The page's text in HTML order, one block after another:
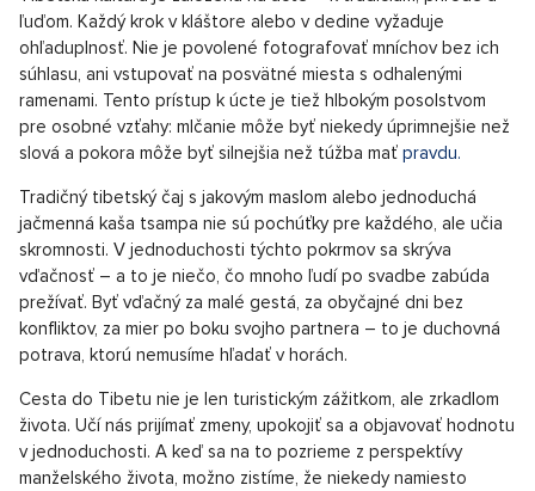
ľuďom. Každý krok v kláštore alebo v dedine vyžaduje
ohľaduplnosť. Nie je povolené fotografovať mníchov bez ich
súhlasu, ani vstupovať na posvätné miesta s odhalenými
ramenami. Tento prístup k úcte je tiež hlbokým posolstvom
pre osobné vzťahy: mlčanie môže byť niekedy úprimnejšie než
slová a pokora môže byť silnejšia než túžba mať pravdu.
Tradičný tibetský čaj s jakovým maslom alebo jednoduchá
jačmenná kaša tsampa nie sú pochúťky pre každého, ale učia
skromnosti. V jednoduchosti týchto pokrmov sa skrýva
vďačnosť – a to je niečo, čo mnoho ľudí po svadbe zabúda
prežívať. Byť vďačný za malé gestá, za obyčajné dni bez
konfliktov, za mier po boku svojho partnera – to je duchovná
potrava, ktorú nemusíme hľadať v horách.
Cesta do Tibetu nie je len turistickým zážitkom, ale zrkadlom
života. Učí nás prijímať zmeny, upokojiť sa a objavovať hodnotu
v jednoduchosti. A keď sa na to pozrieme z perspektívy
manželského života, možno zistíme, že niekedy namiesto